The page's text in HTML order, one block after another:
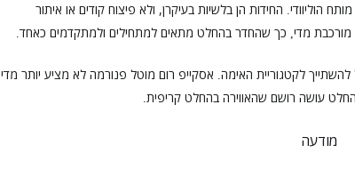
הוליוודי. החידות הן בלשיות בעיקרן, ולא פיצוח קודים או איתור
מדי, כך שהחדר בהחלט מתאים למתחילים ולמתקדמים כאחד.
לקטגוריית האימה. אסקייפ רום מוטל פנורמה לא מציע יותר מדי
עושה רושם שהאווירה בהחלט קריפית.
מודעה